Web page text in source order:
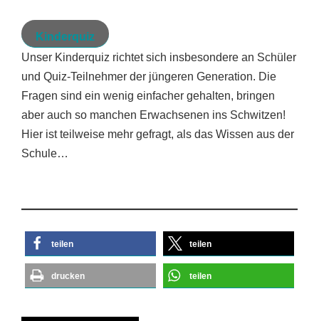
Kinderquiz
Unser Kinderquiz richtet sich insbesondere an Schüler
und Quiz-Teilnehmer der jüngeren Generation. Die
Fragen sind ein wenig einfacher gehalten, bringen
aber auch so manchen Erwachsenen ins Schwitzen!
Hier ist teilweise mehr gefragt, als das Wissen aus der
Schule…
teilen teilen
drucken teilen